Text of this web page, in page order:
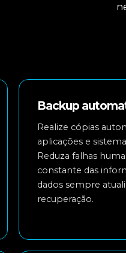
Backup
Realize cópias
aplicações e
Reduza falhas
constante das
dados sempre
recuperação.